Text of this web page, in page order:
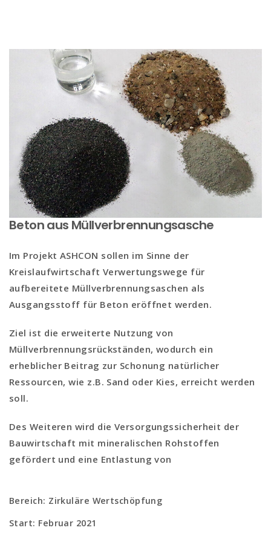
Beton aus Müllverbrennungsasche
Im Projekt ASHCON sollen im Sinne der
Kreislaufwirtschaft Verwertungswege für
aufbereitete Müllverbrennungsaschen als
Ausgangsstoff für Beton eröffnet werden.
Ziel ist die erweiterte Nutzung von
Müllverbrennungsrückständen, wodurch ein
erheblicher Beitrag zur Schonung natürlicher
Ressourcen, wie z.B. Sand oder Kies, erreicht werden
soll.
Des Weiteren wird die Versorgungssicherheit der
Bauwirtschaft mit mineralischen Rohstoffen
gefördert und eine Entlastung von
Bereich: Zirkuläre Wertschöpfung
Start: Februar 2021